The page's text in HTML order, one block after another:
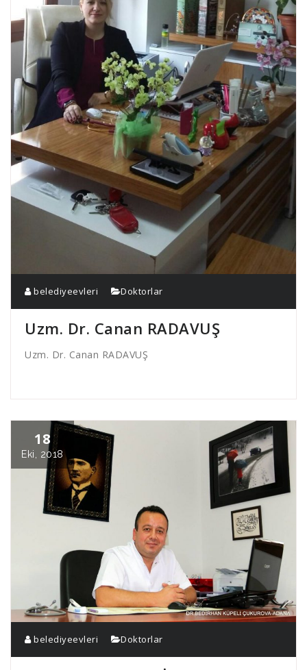
belediyeevleri Doktorlar
Uzm. Dr. Canan RADAVUŞ
Uzm. Dr. Canan RADAVUŞ
18
Eki, 2018
belediyeevleri Doktorlar